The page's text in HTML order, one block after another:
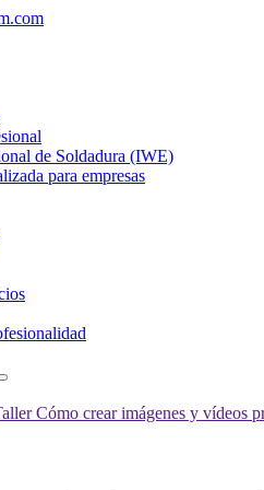
de Soldadura (IWE)
para empresas
Cómo crear imágenes y vídeos